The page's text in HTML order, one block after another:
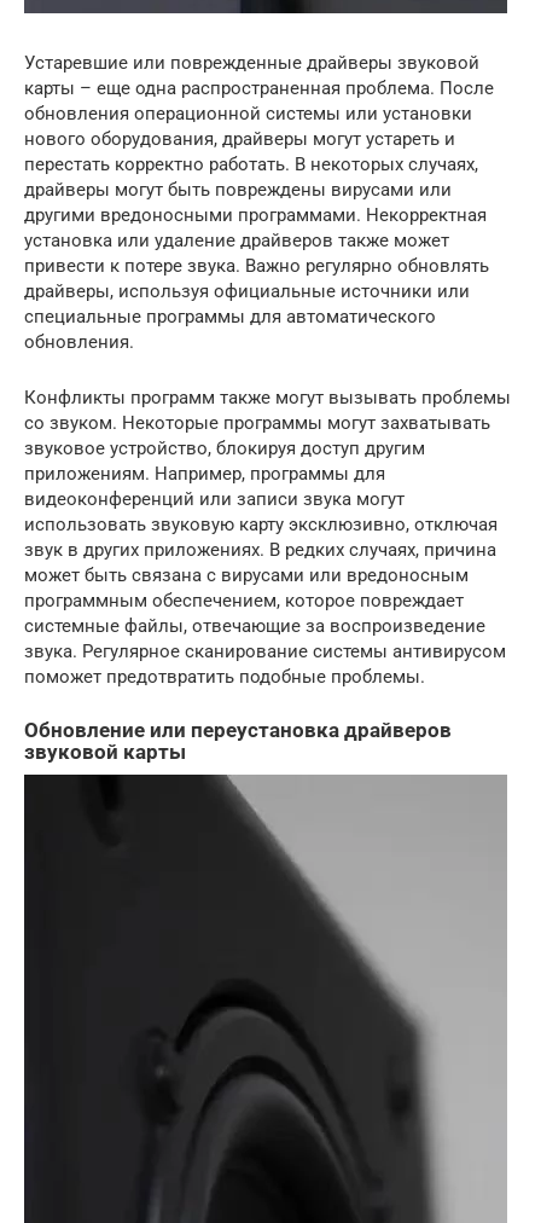
Устаревшие или поврежденные драйверы звуковой
карты – еще одна распространенная проблема. После
обновления операционной системы или установки
нового оборудования, драйверы могут устареть и
перестать корректно работать. В некоторых случаях,
драйверы могут быть повреждены вирусами или
другими вредоносными программами. Некорректная
установка или удаление драйверов также может
привести к потере звука. Важно регулярно обновлять
драйверы, используя официальные источники или
специальные программы для автоматического
обновления.
Конфликты программ также могут вызывать проблемы
со звуком. Некоторые программы могут захватывать
звуковое устройство, блокируя доступ другим
приложениям. Например, программы для
видеоконференций или записи звука могут
использовать звуковую карту эксклюзивно, отключая
звук в других приложениях. В редких случаях, причина
может быть связана с вирусами или вредоносным
программным обеспечением, которое повреждает
системные файлы, отвечающие за воспроизведение
звука. Регулярное сканирование системы антивирусом
поможет предотвратить подобные проблемы.
Обновление или переустановка драйверов
звуковой карты